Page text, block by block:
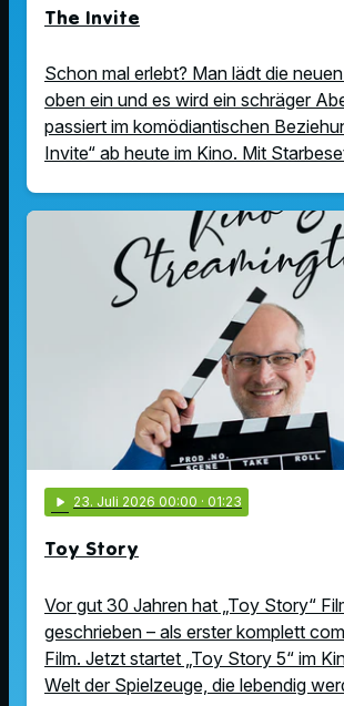
The Invite
Schon mal erlebt? Man lädt die
oben ein und es wird ein schräger
passiert im komödiantischen
Invite“ ab heute im Kino. Mit
play_arrow 23. Juli 2026 00:00 · 01:23
Toy Story
Vor gut 30 Jahren hat „Toy Story“
geschrieben – als erster komplett
Film. Jetzt startet „Toy Story 5“ im
Welt der Spielzeuge, die lebendig